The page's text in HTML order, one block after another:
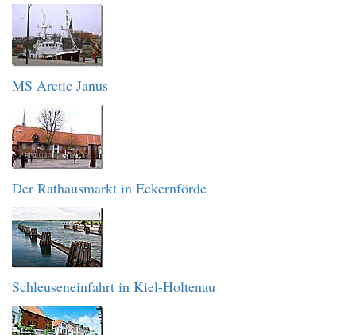
MS Arctic Janus
Der Rathausmarkt in Eckernförde
Schleuseneinfahrt in Kiel-Holtenau